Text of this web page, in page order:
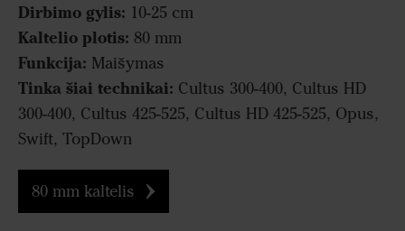
Dirbimo gylis: 10-25 cm
Kaltelio plotis: 80 mm
Funkcija: Maišymas
Tinka šiai technikai: Cultus 300-400, Cultus HD
300-400, Cultus 425-525, Cultus HD 425-525, Opus,
Swift, TopDown
80 mm kaltelis